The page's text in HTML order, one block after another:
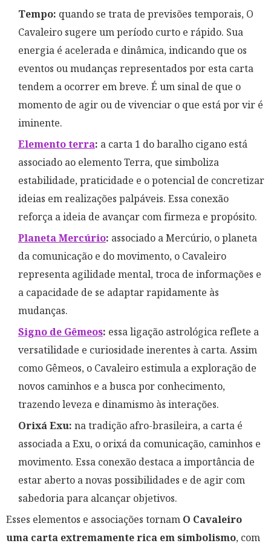
Tempo: quando se trata de previsões temporais, O
Cavaleiro sugere um período curto e rápido. Sua
energia é acelerada e dinâmica, indicando que os
eventos ou mudanças representados por esta carta
tendem a ocorrer em breve. É um sinal de que o
momento de agir ou de vivenciar o que está por vir é
iminente.
Elemento terra: a carta 1 do baralho cigano está
associado ao elemento Terra, que simboliza
estabilidade, praticidade e o potencial de concretizar
ideias em realizações palpáveis. Essa conexão
reforça a ideia de avançar com firmeza e propósito.
Planeta Mercúrio: associado a Mercúrio, o planeta
da comunicação e do movimento, o Cavaleiro
representa agilidade mental, troca de informações e
a capacidade de se adaptar rapidamente às
mudanças.
Signo de Gêmeos: essa ligação astrológica reflete a
versatilidade e curiosidade inerentes à carta. Assim
como Gêmeos, o Cavaleiro estimula a exploração de
novos caminhos e a busca por conhecimento,
trazendo leveza e dinamismo às interações.
Orixá Exu: na tradição afro-brasileira, a carta é
associada a Exu, o orixá da comunicação, caminhos e
movimento. Essa conexão destaca a importância de
estar aberto a novas possibilidades e de agir com
sabedoria para alcançar objetivos.
Esses elementos e associações tornam O Cavaleiro
uma carta extremamente rica em simbolismo, com